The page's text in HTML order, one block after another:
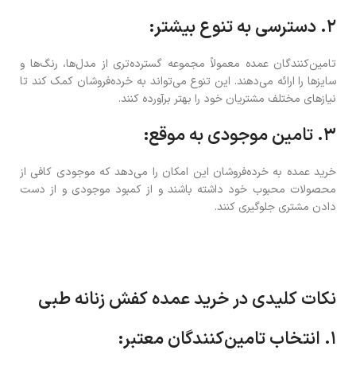
۲. دسترسی به تنوع بیشتر:
تامین‌کنندگان عمده معمولاً مجموعه گسترده‌تری از مدل‌ها، رنگ‌ها و
سایزها را ارائه می‌دهند. این تنوع می‌تواند به خرده‌فروشان کمک کند تا
نیازهای مختلف مشتریان خود را بهتر برآورده کنند.
۳. تامین موجودی به موقع:
خرید عمده به خرده‌فروشان این امکان را می‌دهد که موجودی کافی از
محصولات محبوب خود داشته باشند و از کمبود موجودی و از دست
دادن مشتری جلوگیری کنند.
نکات کلیدی در خرید عمده کفش زنانه طبی
۱. انتخاب تامین‌کنندگان معتبر: